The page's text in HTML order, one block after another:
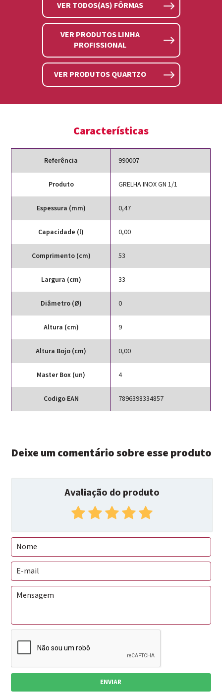
VER TODOS(AS) FÔRMAS
VER PRODUTOS LINHA
PROFISSIONAL
VER PRODUTOS QUARTZO
Características
Referência 990007
Produto GRELHA INOX GN 1/1
Espessura (mm) 0,47
Capacidade (l) 0,00
Comprimento (cm) 53
Largura (cm) 33
Diâmetro (Ø) 0
Altura (cm) 9
Altura Bojo (cm) 0,00
Master Box (un) 4
Codigo EAN 7896398334857
Deixe um comentário sobre esse produto
Avaliação do produto
ENVIAR